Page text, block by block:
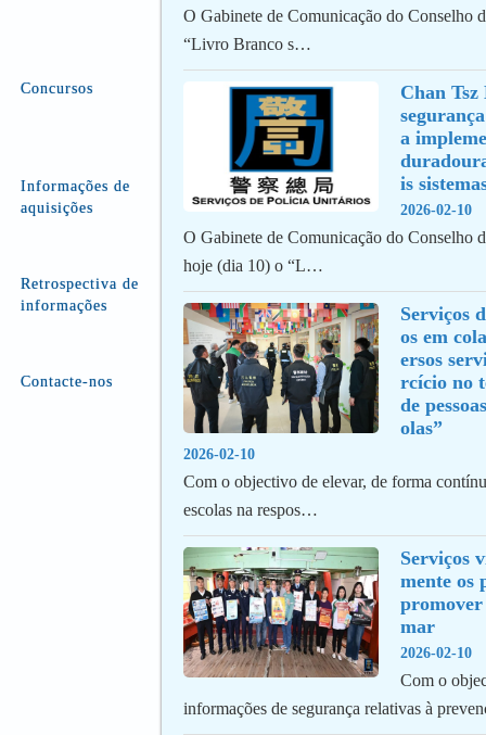
Concursos
Informações de
aquisições
Retrospectiva de
informações
Contacte-nos
O Gabinete de Comunicação do Conselho
“Livro Branco s…
Chan
a
is
2026-02-10
O Gabinete de Comunicação do Conselho
hoje (dia 10) o “L…
Serviços
os em
ersos
rcício no
de
olas”
2026-02-10
Com o objectivo de elevar, de forma
escolas na respos…
Serviços
mente os
promover
mar
2026-02-10
Com o
informações de segurança relativas à